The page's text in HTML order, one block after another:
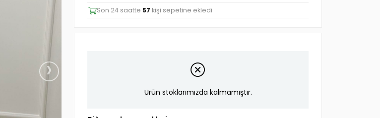
›
Son 24 saatte 57 kişi sepetine ekledi
Ürün stoklarımızda kalmamıştır.